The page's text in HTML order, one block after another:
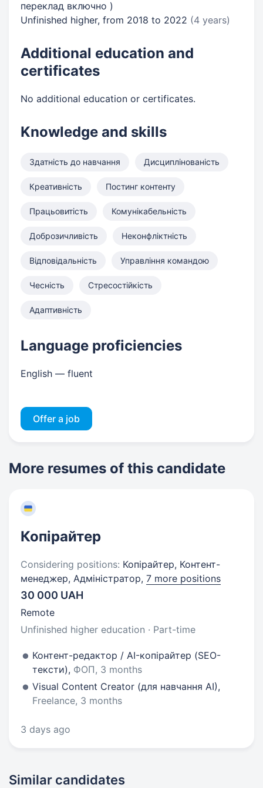
переклад включно )
Unfinished higher, from 2018 to 2022 (4 years)
Additional education and
certificates
No additional education or certificates.
Knowledge and skills
Здатність до навчання Дисциплінованість
Креативність Постинг контенту
Працьовитість Комунікабельність
Доброзичливість Неконфліктність
Відповідальність Управління командою
Чесність Стресостійкість
Адаптивність
Language proficiencies
English — fluent
Offer a job
More resumes of this candidate
Копірайтер
Considering positions: Копірайтер, Контент-
менеджер, Адміністратор, 7 more positions
30 000 UAH
Remote
Unfinished higher education · Part-time
Контент-редактор / AI-копірайтер (SEO-
тексти), ФОП, 3 months
Visual Content Creator (для навчання AI),
Freelance, 3 months
3 days ago
Similar candidates